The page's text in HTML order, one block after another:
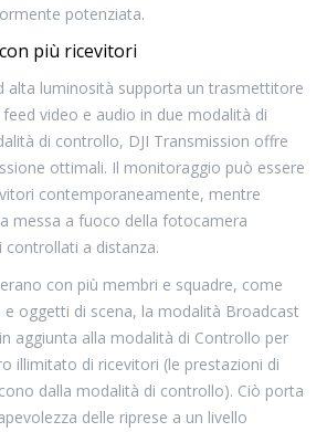
potenziata.
più ricevitori
alta luminosità supporta un trasmettitore
video e audio in due modalità di
di controllo, DJI Transmission offre
ottimali. Il monitoraggio può essere
contemporaneamente, mentre
messa a fuoco della fotocamera
a distanza.
con più membri e squadre, come
oggetti di scena, la modalità Broadcast
aggiunta alla modalità di Controllo per
illimitato di ricevitori (le prestazioni di
dalla modalità di controllo). Ciò porta
delle riprese a un livello